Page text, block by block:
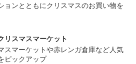
ョンとともにクリスマスのお買い物を
リスマスマーケット
スマーケットや赤レンガ倉庫など人気
ピックアップ